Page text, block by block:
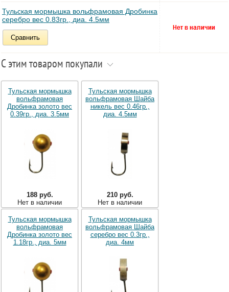
Тульская мормышка вольфрамовая Дробинка
серебро вес 0.83гр., диа. 4.5мм
Сравнить
С этим товаром покупали
Тульская мормышка
вольфрамовая
Дробинка золото вес
0.39гр., диа. 3.5мм
188 руб.
Нет в наличии
Тульская мормышка
вольфрамовая Шайба
никель вес 0.46гр.,
диа. 4.5мм
210 руб.
Нет в наличии
Тульская мормышка
вольфрамовая
Дробинка золото вес
1.18гр., диа. 5мм
Тульская мормышка
вольфрамовая Шайба
серебро вес 0.3гр.,
диа. 4мм